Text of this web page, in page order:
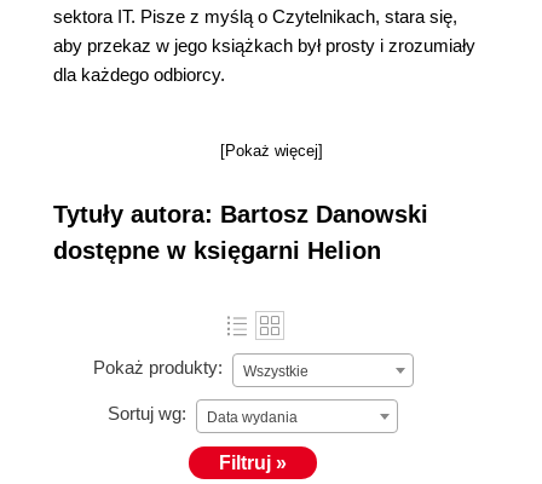
sektora IT. Pisze z myślą o Czytelnikach, stara się,
aby przekaz w jego książkach był prosty i zrozumiały
dla każdego odbiorcy.
[Pokaż więcej]
Tytuły autora: Bartosz Danowski
dostępne w księgarni Helion
Pokaż produkty: Wszystkie
Sortuj wg: Data wydania
Filtruj »